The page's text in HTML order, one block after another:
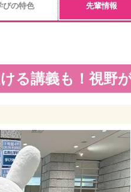
びの特色 先輩情報
る講義も！視野